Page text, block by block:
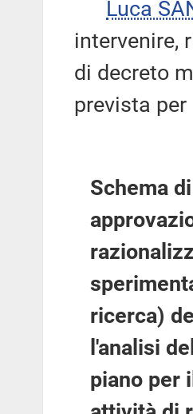
Luca
intervenire,
di decreto
prevista
Schema
ricerca)
l'analisi
piano per